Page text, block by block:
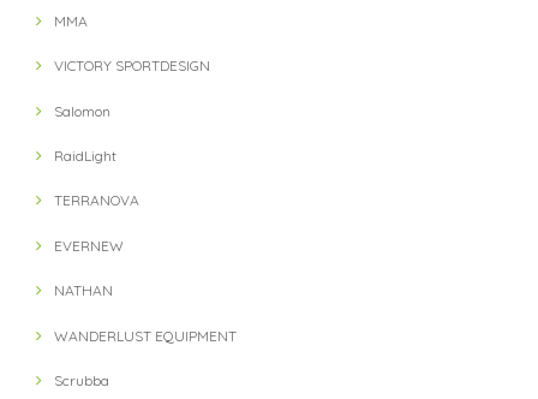
MMA
VICTORY SPORTDESIGN
Salomon
RaidLight
TERRANOVA
EVERNEW
NATHAN
WANDERLUST EQUIPMENT
Scrubba